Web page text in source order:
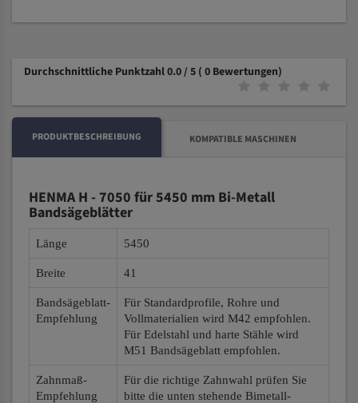
Durchschnittliche Punktzahl 0.0 / 5 ( 0 Bewertungen)
PRODUKTBESCHREIBUNG KOMPATIBLE MASCHINEN
HENMA H - 7050 für 5450 mm Bi-Metall
Bandsägeblätter
Länge 5450
Breite 41
Bandsägeblatt-
Empfehlung
Für Standardprofile, Rohre und
Vollmaterialien wird M42 empfohlen.
Für Edelstahl und harte Stähle wird
M51 Bandsägeblatt empfohlen.
Zahnmaß-
Empfehlung
Für die richtige Zahnwahl prüfen Sie
bitte die unten stehende Bimetall-